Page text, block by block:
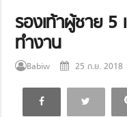
รองเท้าผู้ชาย 5
ทำงาน
Babiw 25 ก.ย. 2018